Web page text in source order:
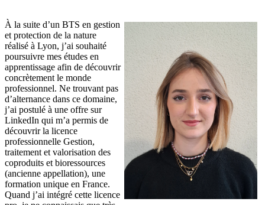
À la suite d’un BTS en gestion
et protection de la nature
réalisé à Lyon, j’ai souhaité
poursuivre mes études en
apprentissage afin de découvrir
concrètement le monde
professionnel. Ne trouvant pas
d’alternance dans ce domaine,
j’ai postulé à une offre sur
LinkedIn qui m’a permis de
découvrir la licence
professionnelle Gestion,
traitement et valorisation des
coproduits et bioressources
(ancienne appellation), une
formation unique en France.
Quand j’ai intégré cette licence